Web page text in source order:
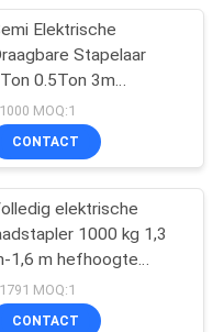
Lijst
Elektrische
Stapelaar
0.5Ton 3m
EPS
MOQ:1
CONTACT
elektrische
1000 kg 1,3
1,6 m hefhoogte
precieze
voor pakhuizen
MOQ:1
CONTACT